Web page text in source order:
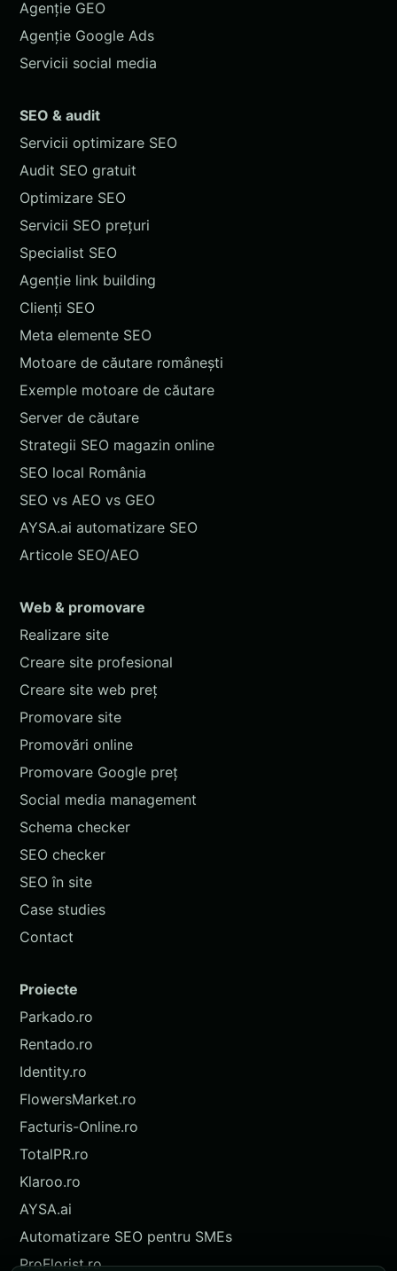
Agenție GEO
Agenție Google Ads
Servicii social media
SEO & audit
Servicii optimizare SEO
Audit SEO gratuit
Optimizare SEO
Servicii SEO prețuri
Specialist SEO
Agenție link building
Clienți SEO
Meta elemente SEO
Motoare de căutare românești
Exemple motoare de căutare
Server de căutare
Strategii SEO magazin online
SEO local România
SEO vs AEO vs GEO
AYSA.ai automatizare SEO
Articole SEO/AEO
Web & promovare
Realizare site
Creare site profesional
Creare site web preț
Promovare site
Promovări online
Promovare Google preț
Social media management
Schema checker
SEO checker
SEO în site
Case studies
Contact
Proiecte
Parkado.ro
Rentado.ro
Identity.ro
FlowersMarket.ro
Facturis-Online.ro
TotalPR.ro
Klaroo.ro
AYSA.ai
Automatizare SEO pentru SMEs
ProFlorist.ro